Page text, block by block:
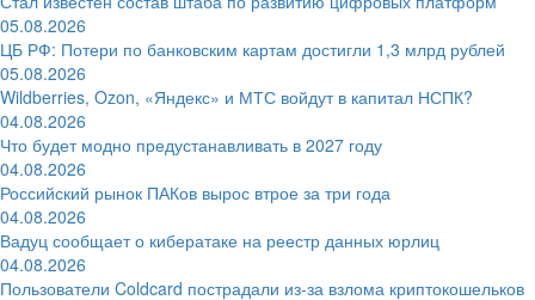
05.08.2026
ЦБ РФ: Потери по банковским картам достигли 1,3 млрд рублей
05.08.2026
Wildberries, Ozon, «Яндекс» и МТС войдут в капитал НСПК?
04.08.2026
Что будет модно предустанавливать в 2027 году
04.08.2026
Российский рынок ПАКов вырос втрое за три года
04.08.2026
Вадуц сообщает о кибератаке на реестр данных юрлиц
04.08.2026
Пользователи Coldcard пострадали из-за взлома криптокошельков